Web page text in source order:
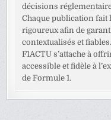
décisions
Chaque publication fait
rigoureux afin de
contextualisés et
F1ACTU s’attache à
accessible et fidèle à
de Formule 1.